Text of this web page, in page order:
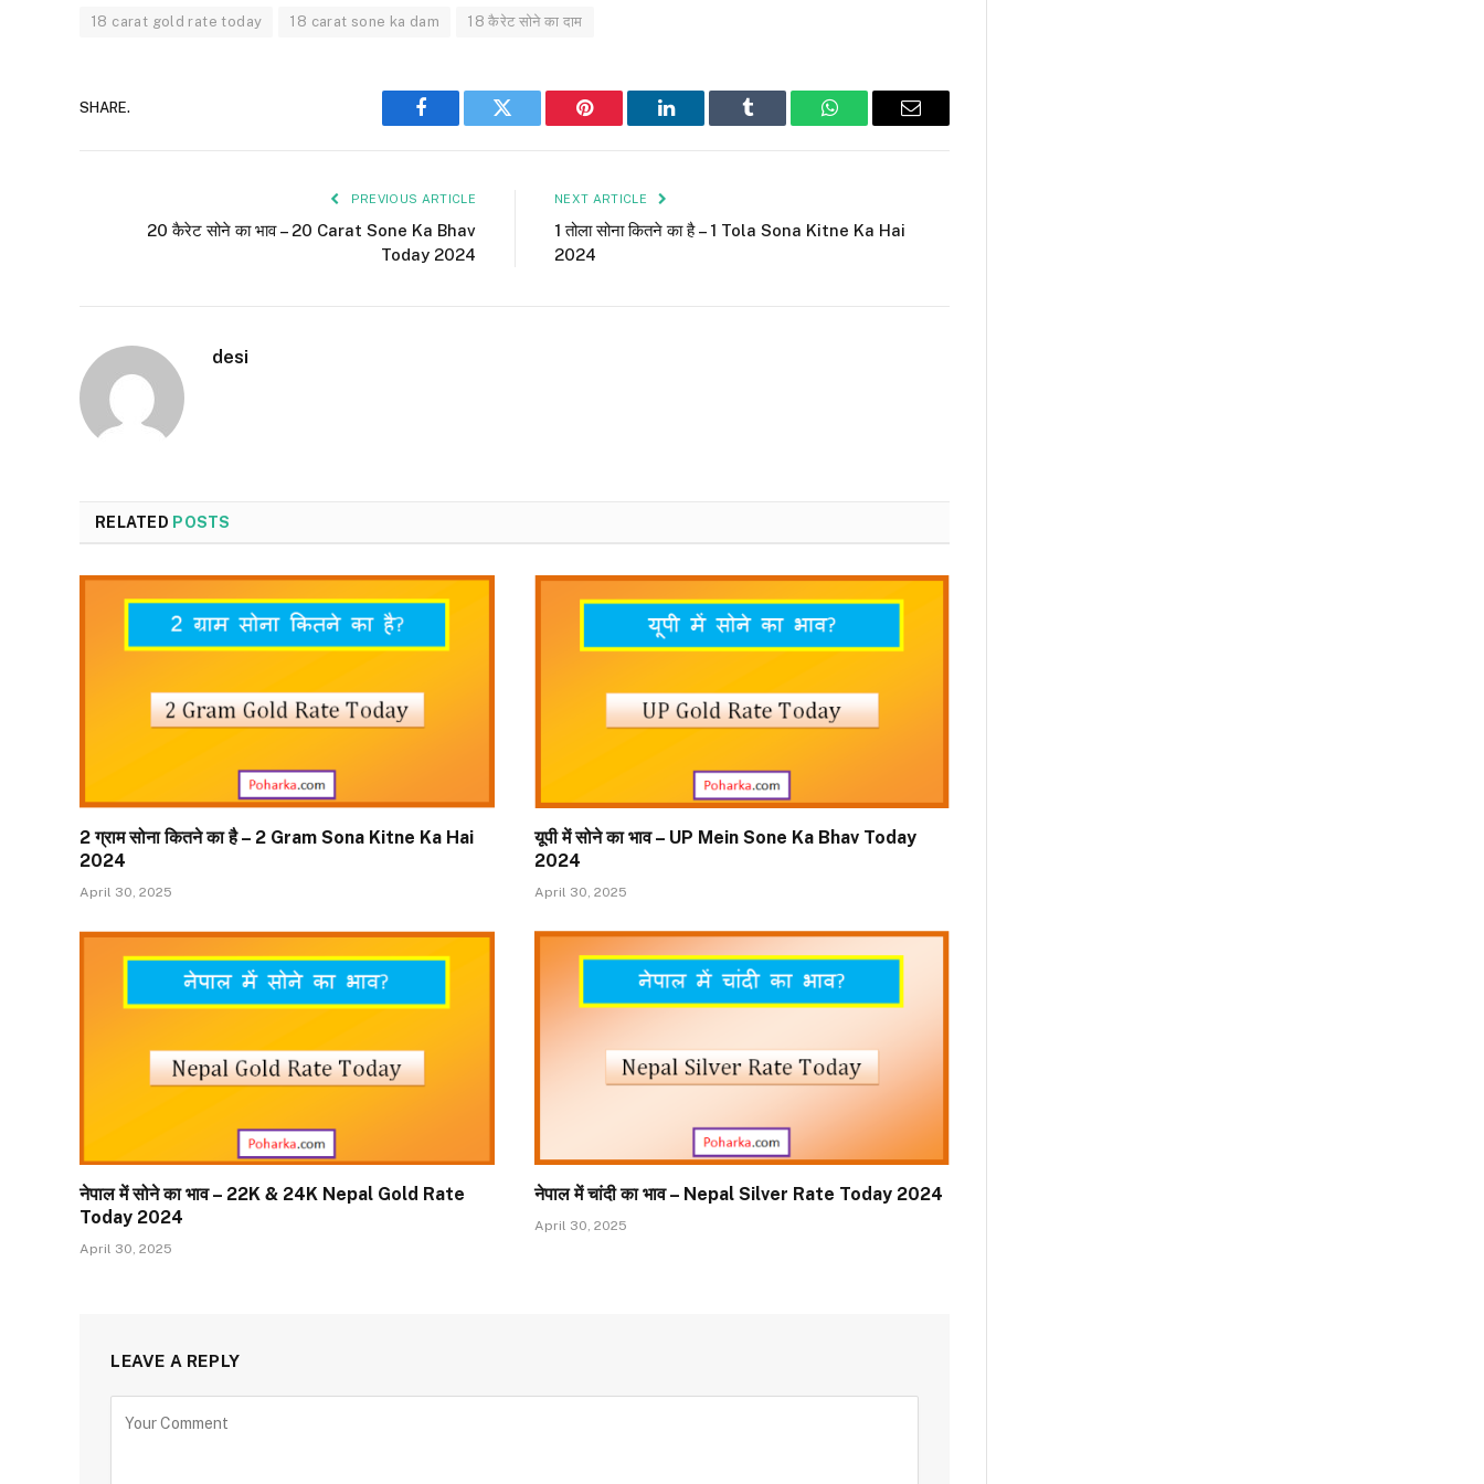
18 carat gold rate today 18 carat sone ka dam 18 कैरेट सोने का दाम
SHARE.
Facebook Twitter Pinterest LinkedIn Tumblr WhatsAppEmail
PREVIOUS ARTICLE
20 कैरेट सोने का भाव – 20 Carat Sone Ka Bhav
Today 2024
NEXT ARTICLE
1 तोला सोना कितने का है – 1 Tola Sona Kitne Ka Hai
2024
desi
RELATED POSTS
2 ग्राम सोना कितने का है – 2 Gram Sona Kitne Ka Hai
2024
April 30, 2025
यूपी में सोने का भाव – UP Mein Sone Ka Bhav Today
2024
April 30, 2025
नेपाल में सोने का भाव – 22K & 24K Nepal Gold Rate
Today 2024
April 30, 2025
नेपाल में चांदी का भाव – Nepal Silver Rate Today 2024
April 30, 2025
LEAVE A REPLY